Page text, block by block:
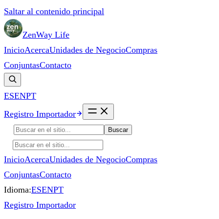
Saltar al contenido principal
ZenWay Life
InicioAcercaUnidades de NegocioCompras
ConjuntasContacto
ESENPT
Registro Importador
Buscar
InicioAcercaUnidades de NegocioCompras
ConjuntasContacto
Idioma:ESENPT
Registro Importador